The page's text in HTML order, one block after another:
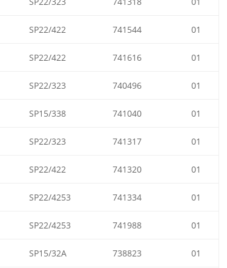
SP22/422 741544 01
SP22/422 741616 01
SP22/323 740496 01
SP15/338 741040 01
SP22/323 741317 01
SP22/422 741320 01
SP22/4253 741334 01
SP22/4253 741988 01
SP15/32A 738823 01